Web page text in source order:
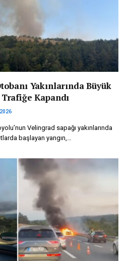
Yakınlarında Büyük
Kapandı
Velingrad sapağı yakınlarında
başlayan yangın,…